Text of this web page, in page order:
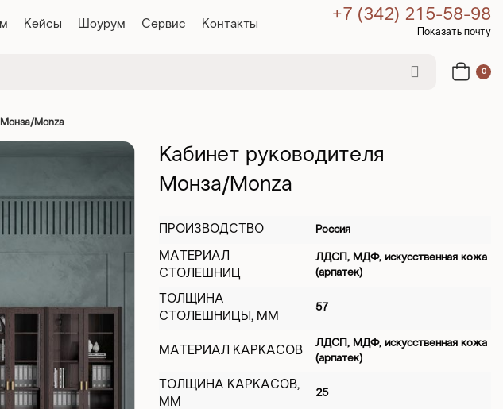
Кейсы Шоурум Сервис Контакты +7 (342) 215-58-98
Показать почту
0
Монза/Monza
Кабинет руководителя
Монза/Monza
ПРОИЗВОДСТВО Россия
МАТЕРИАЛ
СТОЛЕШНИЦ
ЛДСП, МДФ, искусственная кожа
(арпатек)
ТОЛЩИНА
СТОЛЕШНИЦЫ, ММ
57
МАТЕРИАЛ КАРКАСОВ
ЛДСП, МДФ, искусственная кожа
(арпатек)
ТОЛЩИНА КАРКАСОВ,
ММ
25